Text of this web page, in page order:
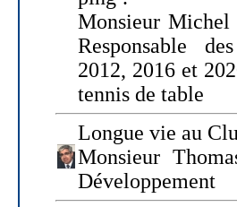
Monsieur
Responsable
2012, 2016 et
tennis de table
Longue vie au
Monsieur
Développement